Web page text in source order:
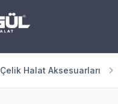
Çelik Halat Aksesuarları chevron_right